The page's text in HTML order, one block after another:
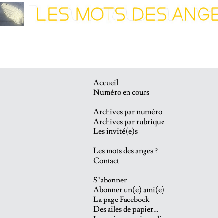
Accueil
Numéro en cours
Archives par numéro
Archives par rubrique
Les invité(e)s
Les mots des anges ?
Contact
S’abonner
Abonner un(e) ami(e)
La page Facebook
Des ailes de papier…